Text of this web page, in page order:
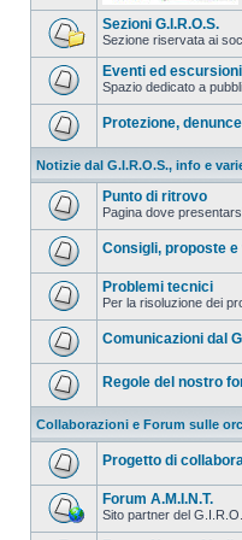
Sezioni G.I.R.O.S.
Sezione riservata ai
Eventi ed escursioni
Spazio dedicato a
Protezione,
Notizie dal G.I.R.O.S., info e
Punto di ritrovo
Pagina dove
Consigli, proposte
Problemi tecnici
Per la risoluzione dei
Comunicazioni dal
Regole del nostro
Collaborazioni e Forum sulle
Progetto di
Forum A.M.I.N.T.
Sito partner del